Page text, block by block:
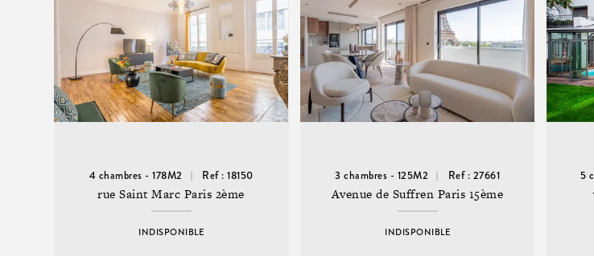
4 chambres - 178M2 Ref : 18150
rue Saint Marc Paris 2ème
INDISPONIBLE
3 chambres - 125M2 Ref : 27661
Avenue de Suffren Paris 15ème
INDISPONIBLE
5